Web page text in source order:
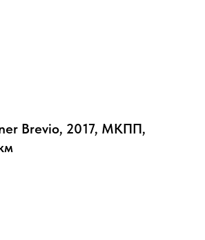
Brevio, 2017, МКПП,